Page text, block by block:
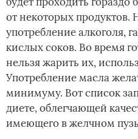
от некоторых
употребление алкоголя,
кислых соков. Во время
нельзя жарить их,
Употребление масла
минимуму. Вот список
диете, облегчающей
имеющего в желчном